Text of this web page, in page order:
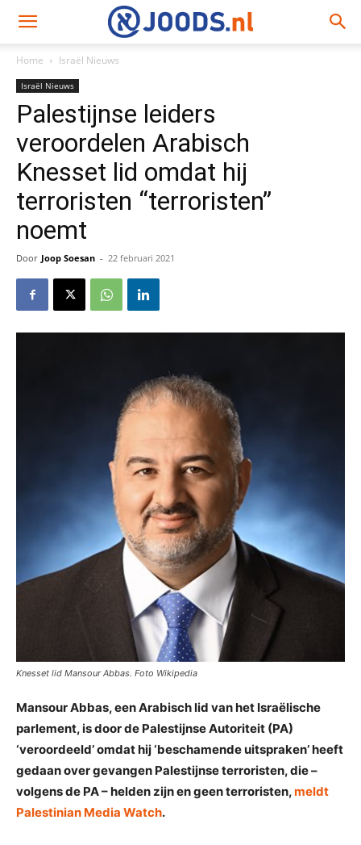
Home Israël Nieuws
Israël Nieuws
Palestijnse leiders
veroordelen Arabisch
Knesset lid omdat hij
terroristen “terroristen”
noemt
Door Joop Soesan - 22 februari 2021
Knesset lid Mansour Abbas. Foto Wikipedia
Mansour Abbas, een Arabisch lid van het Israëlische
parlement, is door de Palestijnse Autoriteit (PA)
‘veroordeeld’ omdat hij ‘beschamende uitspraken’ heeft
gedaan over gevangen Palestijnse terroristen, die –
volgens de PA – helden zijn en geen terroristen,meldt
Palestinian Media Watch.